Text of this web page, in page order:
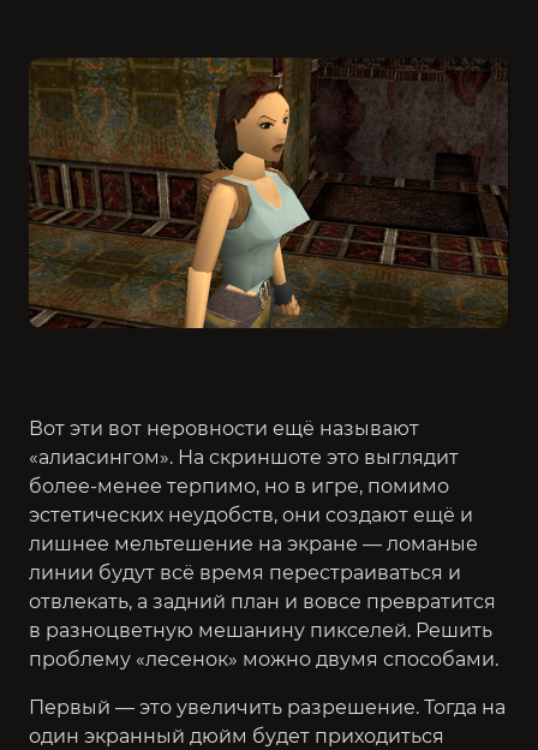
Вот эти вот неровности ещё называют
«алиасингом». На скриншоте это выглядит
более-менее терпимо, но в игре, помимо
эстетических неудобств, они создают ещё и
лишнее мельтешение на экране — ломаные
линии будут всё время перестраиваться и
отвлекать, а задний план и вовсе превратится
в разноцветную мешанину пикселей. Решить
проблему «лесенок» можно двумя способами.
Первый — это увеличить разрешение. Тогда на
один экранный дюйм будет приходиться